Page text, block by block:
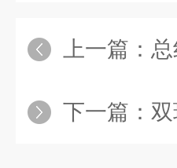
上一篇：
下一篇：